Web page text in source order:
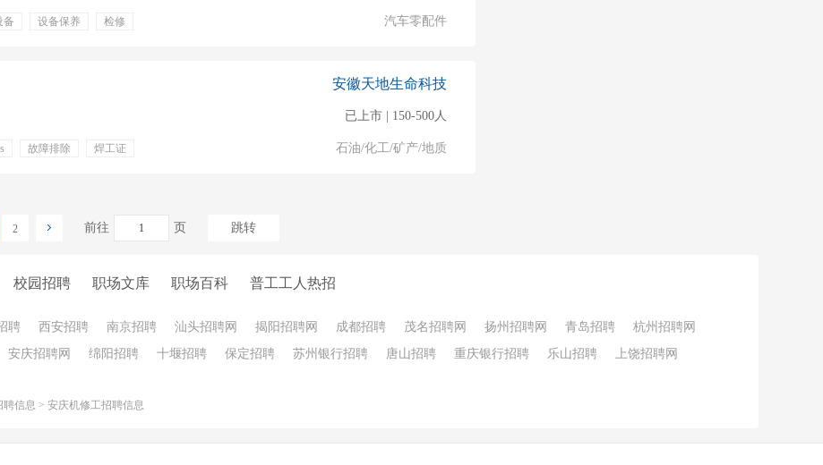
备 设备保养
检修
汽车零配件
故障排除
焊工证
安徽天地生命科技
已上市 | 150-500人
石油/化工/矿产/地质
2 前往 页 跳转
校园招聘 职场文库 职场百科 普工工人热招
聘 西安招聘 南京招聘 汕头招聘网 揭阳招聘网 成都招聘 茂名招聘网 扬州招聘网 青岛招聘
杭州招聘网
安庆招聘网 绵阳招聘 十堰招聘 保定招聘 苏州银行招聘 唐山招聘 重庆银行招聘 乐山招聘 上饶招聘网
聘信息 > 安庆机修工招聘信息